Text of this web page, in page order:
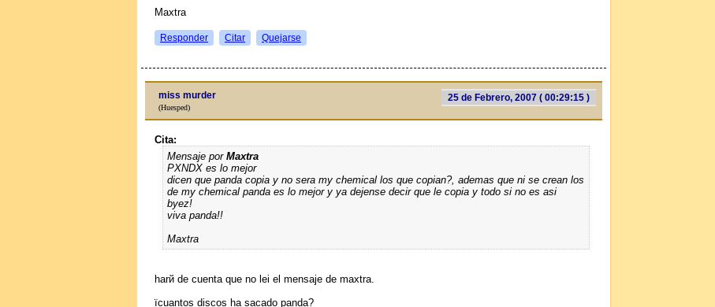
Maxtra
Responder Citar Quejarse
25 de Febrero, 2007 ( 00:29:15 )
miss murder
(Huesped)
Cita:
Mensaje por Maxtra
PXNDX es lo mejor
dicen que panda copia y no sera my chemical los que copian?, ademas que ni se crean los
de my chemical panda es lo mejor y ya dejense decir que le copia y todo si no es asi
byez!
viva panda!!
Maxtra
harй de cuenta que no lei el mensaje de maxtra.
їcuantos discos ha sacado panda?